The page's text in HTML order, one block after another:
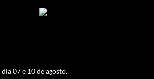
07 e 10 de agosto.